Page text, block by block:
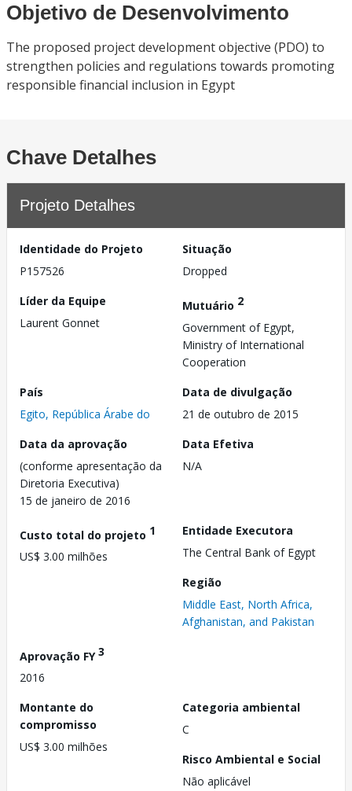
Objetivo de Desenvolvimento
The proposed project development objective (PDO) to
strengthen policies and regulations towards promoting
responsible financial inclusion in Egypt
Chave Detalhes
Projeto Detalhes
Identidade do Projeto
P157526
Situação
Dropped
Líder da Equipe
Laurent Gonnet
Mutuário 2
Government of Egypt,
Ministry of International
Cooperation
País
Egito, República Árabe do
Data de divulgação
21 de outubro de 2015
Data da aprovação
(conforme apresentação da
Diretoria Executiva)
15 de janeiro de 2016
Data Efetiva
N/A
Custo total do projeto 1
US$ 3.00 milhões
Entidade Executora
The Central Bank of Egypt
Região
Middle East, North Africa,
Afghanistan, and Pakistan
Aprovação FY3
2016
Montante do
compromisso
US$ 3.00 milhões
Categoria ambiental
C
Risco Ambiental e Social
Não aplicável